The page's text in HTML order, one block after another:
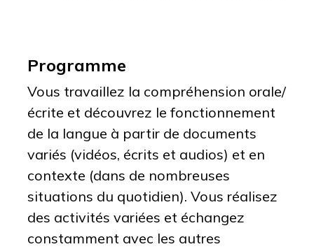
Programme
Vous travaillez la compréhension orale/
écrite et découvrez le fonctionnement
de la langue à partir de documents
variés (vidéos, écrits et audios) et en
contexte (dans de nombreuses
situations du quotidien). Vous réalisez
des activités variées et échangez
constamment avec les autres